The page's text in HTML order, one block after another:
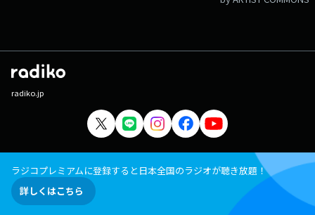
radiko.jp
ラジコプレミアムに登録すると日本全国のラジオが聴き放題！
詳しくはこちら